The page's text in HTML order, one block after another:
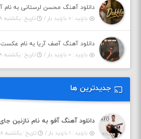
بازدید : ۰ بازدید بار /
تاریخ : یکشنبه ۱۸ مرداد ۱۴۰۵
دانلود آهنگ آصف آریا به نام عکست
بازدید : ۰ بازدید بار /
تاریخ : یکشنبه ۱۸ مرداد ۱۴۰۵
جدیدترین ها
دانلود آهنگ آفو به نام نازنین
بازدید : ۱ بازدید بار / تاریخ : یکشنبه ۱۸ مرداد ۱۴۰۵